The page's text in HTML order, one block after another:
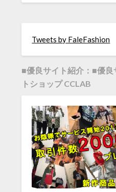
Tweets by FaleFashion
■優良サイト紹介：■優
トショップ CCLAB